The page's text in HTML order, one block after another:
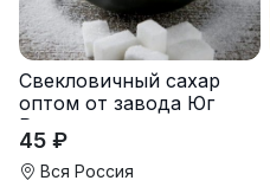
Свекловичный сахар
оптом от завода Юг
Руси
45 ₽
Вся Россия